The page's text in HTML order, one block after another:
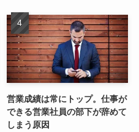
営業成績は常にトップ。仕事が
できる営業社員の部下が辞めて
しまう原因